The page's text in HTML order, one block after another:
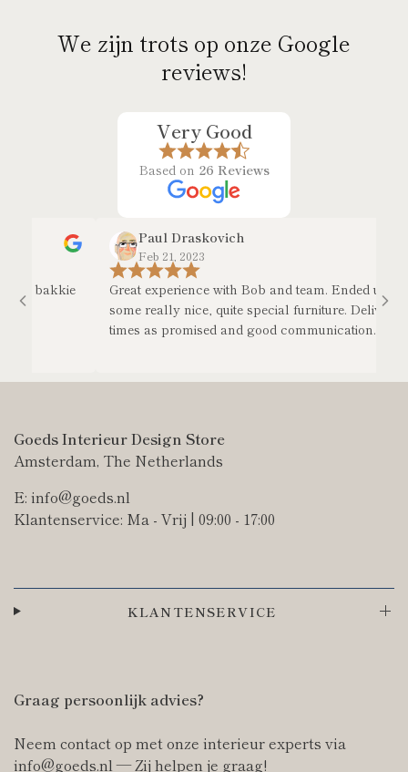
We zijn trots op onze Google
reviews!
Very Good
Based on 26 Reviews
bakkie
Paul Draskovich
Feb 21, 2023
Great experience with Bob and team. Ended up with
some really nice, quite special furniture. Delivery
times as promised and good communication.
Goeds Interieur Design Store
Amsterdam, The Netherlands
E: info@goeds.nl
Klantenservice: Ma - Vrij | 09:00 - 17:00
KLANTENSERVICE
Graag persoonlijk advies?
Neem contact op met onze interieur experts via
info@goeds.nl — Zij helpen je graag!